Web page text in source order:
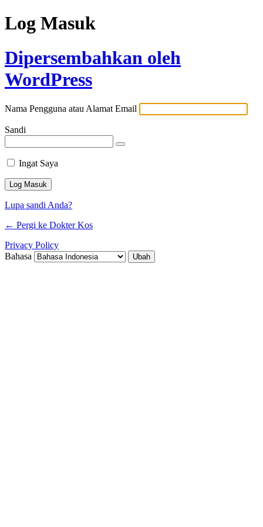
Log Masuk
Dipersembahkan oleh
WordPress
Nama Pengguna atau Alamat Email
Sandi
Ingat Saya
Lupa sandi Anda?
← Pergi ke Dokter Kos
Privacy Policy
Bahasa